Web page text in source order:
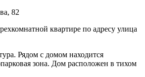
82
квартире по адресу улица
Рядом с домом находится
зона. Дом расположен в тихом